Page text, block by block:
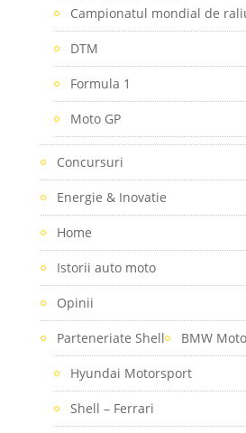
Campionatul mondial de
DTM
Formula 1
Moto GP
Concursuri
Energie & Inovatie
Home
Istorii auto moto
Opinii
Parteneriate Shell BMW
Hyundai Motorsport
Shell – Ferrari